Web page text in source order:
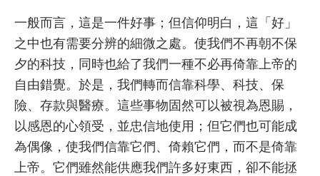
一般而言，這是一件好事；但信仰明白，這「好」
之中也有需要分辨的細微之處。使我們不再朝不保
夕的科技，同時也給了我們一種不必再倚靠上帝的
自由錯覺。於是，我們轉而信靠科學、科技、保
險、存款與醫療。這些事物固然可以被視為恩賜，
以感恩的心領受，並忠信地使用；但它們也可能成
為偶像，使我們信靠它們、倚賴它們，而不是倚靠
上帝。它們雖然能供應我們許多好東西，卻不能拯